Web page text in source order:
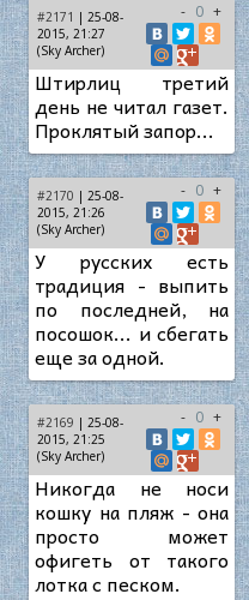
#2171 | 25-08-
2015, 21:27
(Sky Archer)
- 0 +
Штирлиц третий
день не читал газет.
Проклятый запор...
#2170 | 25-08-
2015, 21:26
(Sky Archer)
- 0 +
У русских есть
традиция - выпить
по последней, на
посошок... и сбегать
еще за одной.
#2169 | 25-08-
2015, 21:25
(Sky Archer)
- 0 +
Никогда не носи
кошку на пляж - она
просто может
офигеть от такого
лотка с песком.